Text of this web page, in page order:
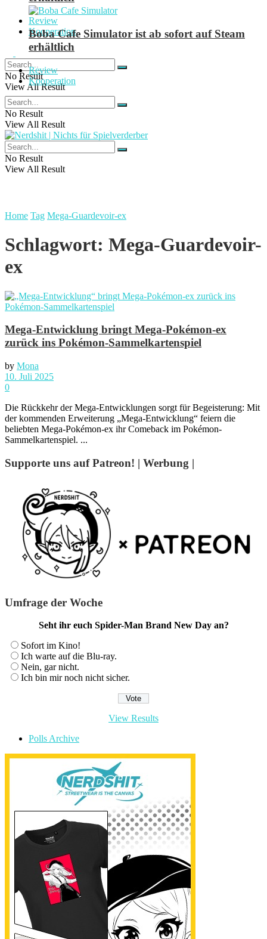
Review
Kooperation
No Result
View All Result
Boba Cafe Simulator ist ab sofort auf Steam
erhältlich
Review
Kooperation
No Result
View All Result
No Result
View All Result
Home Tag Mega-Guardevoir-ex
Schlagwort: Mega-Guardevoir-
ex
Mega-Entwicklung bringt Mega-Pokémon-ex
zurück ins Pokémon-Sammelkartenspiel
by Mona
10. Juli 2025
0
Die Rückkehr der Mega-Entwicklungen sorgt für Begeisterung: Mit
der kommenden Erweiterung „Mega-Entwicklung“ feiern die
beliebten Mega-Pokémon-ex ihr Comeback im Pokémon-
Sammelkartenspiel. ...
Supporte uns auf Patreon! | Werbung |
Umfrage der Woche
Seht ihr euch Spider-Man Brand New Day an?
Sofort im Kino!
Ich warte auf die Blu-ray.
Nein, gar nicht.
Ich bin mir noch nicht sicher.
View Results
Polls Archive